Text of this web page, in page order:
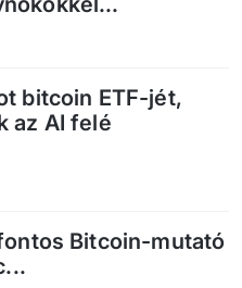
bitcoin ETF-jét,
az AI felé
Bitcoin-mutató